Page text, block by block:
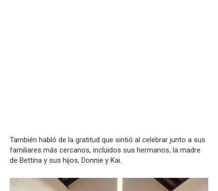
También habló de la gratitud que sintió al celebrar junto a sus
familiares más cercanos, incluidos sus hermanos, la madre
de Bettina y sus hijos, Donnie y Kai.